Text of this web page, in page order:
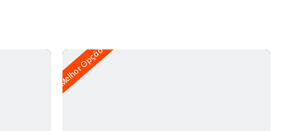
Melhor Opção